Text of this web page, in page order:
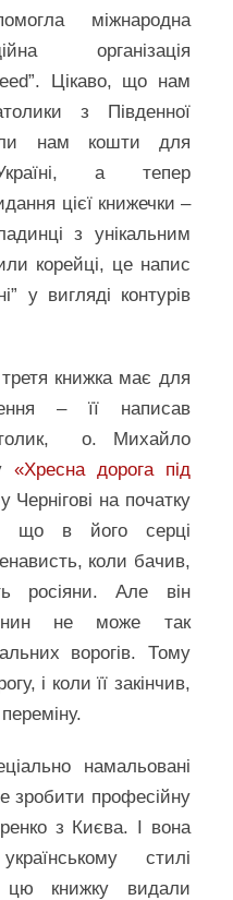
міжнародна
організація
Цікаво, що нам
з Південної
нам кошти для
а тепер
цієї книжечки –
з унікальним
корейці, це напис
у вигляді контурів
книжка має для
– її написав
о. Михайло
«Хресна дорога під
Чернігові на початку
що в його серці
коли бачив,
росіяни. Але він
не може так
ворогів. Тому
і коли її закінчив,
намальовані
зробити професійну
з Києва. І вона
стилі
цю книжку видали